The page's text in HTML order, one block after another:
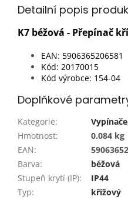
Detailní popis
K7 béžová - Přepínač
EAN: 5906365206581
Kód: 20170015
Kód výrobce: 154-04
Doplňkové
Kategorie:
Hmotnost:
0.084 kg
EAN:
Barva:
béžová
Stupeň krytí (IP):
IP44
Typ:
křížový